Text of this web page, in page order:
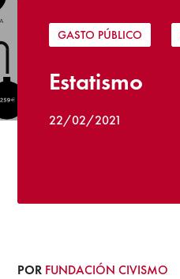
GASTO PÚBLICO
Estatismo
22/02/2021
POR FUNDACIÓN CIVISMO